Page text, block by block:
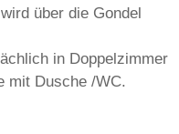
über die Gondel
in Doppelzimmer
mit Dusche /WC.